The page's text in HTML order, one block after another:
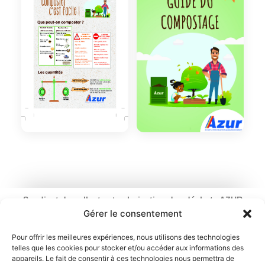
Gérer le consentement
Pour offrir les meilleures expériences, nous utilisons des technologies
telles que les cookies pour stocker et/ou accéder aux informations des
appareils. Le fait de consentir à ces technologies nous permettra de
Syndicat de collecte et valorisation des déchets AZUR
Ouverture : du lundi au vendredi
2 rue du Chemin Vert – 95100 Argenteuil
01 34 11 70 31